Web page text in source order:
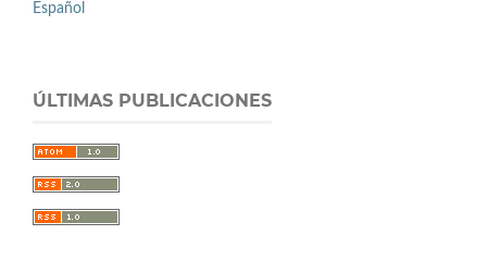
Español
ÚLTIMAS PUBLICACIONES